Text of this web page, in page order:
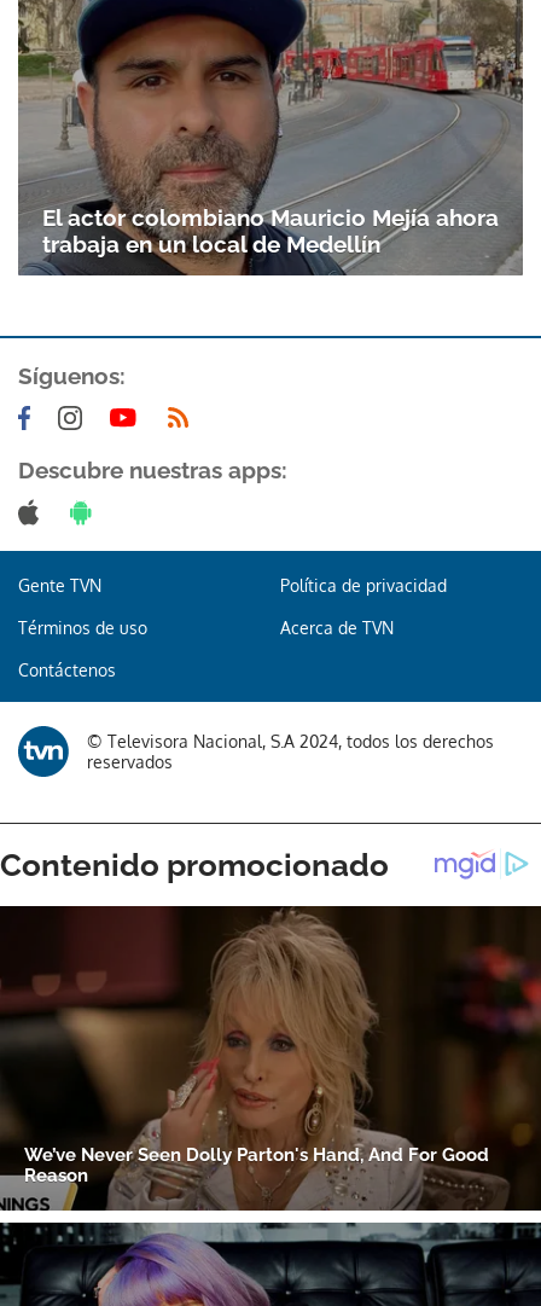
Gracias por suscribirte a nuestro boletín.
El actor colombiano Mauricio Mejía ahora
trabaja en un local de Medellín
Síguenos:
Descubre nuestras apps:
Gente TVN Política de privacidad
Términos de uso Acerca de TVN
Contáctenos
© Televisora Nacional, S.A 2024, todos los derechos
reservados